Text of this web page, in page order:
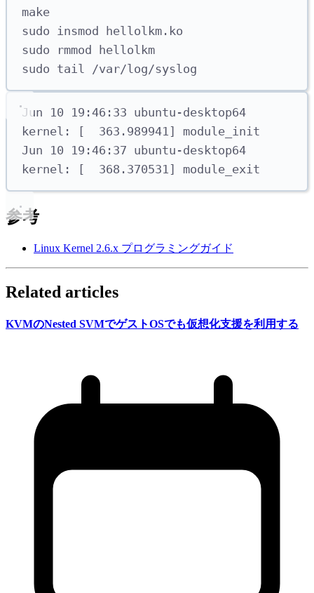
make
sudo insmod
hellolkm.ko
sudo
rmmod
hellolkm
sudo tail /var/log/syslog
Jun 10 19:46:33 ubuntu-desktop64
kernel: [  363.989941] module_init
Jun 10 19:46:37 ubuntu-desktop64
kernel: [  368.370531] module_exit
参考
Linux Kernel 2.6.x プログラミングガイド
Related articles
KVMのNested SVMでゲストOSでも仮想化支援を利用する